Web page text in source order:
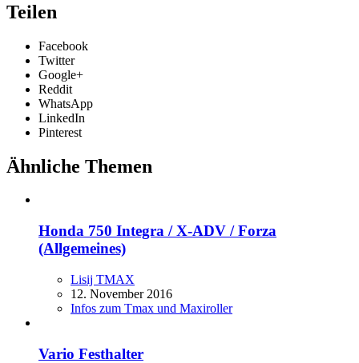
Teilen
Facebook
Twitter
Google+
Reddit
WhatsApp
LinkedIn
Pinterest
Ähnliche Themen
Honda 750 Integra / X-ADV / Forza
(Allgemeines)
Lisij TMAX
12. November 2016
Infos zum Tmax und Maxiroller
Vario Festhalter